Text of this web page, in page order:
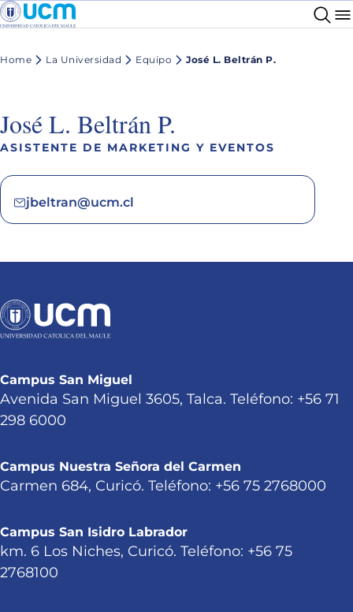
Home La Universidad Equipo José L. Beltrán P.
José L. Beltrán P.
ASISTENTE DE MARKETING Y EVENTOS
jbeltran@ucm.cl
Campus San Miguel
Avenida San Miguel 3605, Talca. Teléfono: +56 71
298 6000
Campus Nuestra Señora del Carmen
Carmen 684, Curicó. Teléfono: +56 75 2768000
Campus San Isidro Labrador
km. 6 Los Niches, Curicó. Teléfono: +56 75
2768100